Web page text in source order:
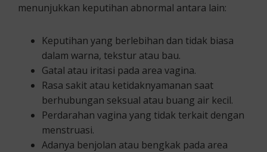
menunjukkan keputihan abnormal antara lain:
Keputihan yang berlebihan dan tidak biasa
dalam warna, tekstur atau bau.
Gatal atau iritasi pada area vagina.
Rasa sakit atau ketidaknyamanan saat
berhubungan seksual atau buang air kecil.
Perdarahan vagina yang tidak terkait dengan
menstruasi.
Adanya benjolan atau bengkak pada area